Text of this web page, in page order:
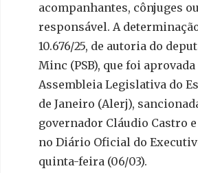
acompanhantes, cônjuges
responsável. A
10.676/25, de autoria do
Minc (PSB), que foi
Assembleia Legislativa do
de Janeiro (Alerj),
governador Cláudio Castro
no Diário Oficial do
quinta-feira (06/03).